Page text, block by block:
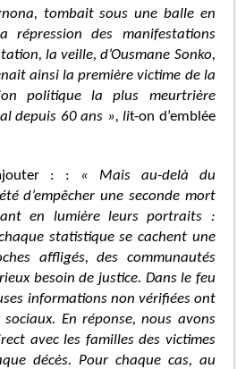
tombait sous une balle en
des manifestations
la veille, d’Ousmane Sonko,
ainsi la première victime de la
politique la plus meurtrière
depuis 60 ans », lit-on d’emblée
: :
« Mais au-delà du
d’empêcher une seconde mort
en lumière leurs portraits :
statistique se cachent une
affligés, des communautés
besoin de justice. Dans le feu
informations non vérifiées ont
En réponse, nous avons
avec les familles des victimes
décès. Pour chaque cas, au